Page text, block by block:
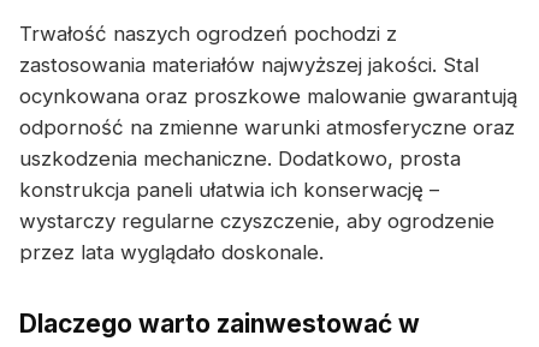
Trwałość naszych ogrodzeń pochodzi z
zastosowania materiałów najwyższej jakości. Stal
ocynkowana oraz proszkowe malowanie gwarantują
odporność na zmienne warunki atmosferyczne oraz
uszkodzenia mechaniczne. Dodatkowo, prosta
konstrukcja paneli ułatwia ich konserwację –
wystarczy regularne czyszczenie, aby ogrodzenie
przez lata wyglądało doskonale.
Dlaczego warto zainwestować w